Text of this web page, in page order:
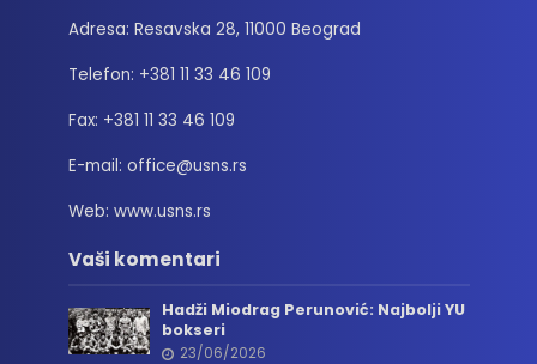
Adresa: Resavska 28, 11000 Beograd
Telefon: +381 11 33 46 109
Fax: +381 11 33 46 109
E-mail: office@usns.rs
Web: www.usns.rs
Vaši komentari
Hadži Miodrag Perunović: Najbolji YU
bokseri
23/06/2026